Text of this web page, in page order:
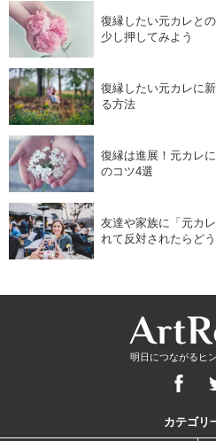
復縁したい元カレと
少し押してみよう
復縁したい元カレに
る方法
復縁は進展！元カレ
のコツ4選
友達や家族に「元カ
れて反対されたらど
明日につながるヒ
カテゴリ